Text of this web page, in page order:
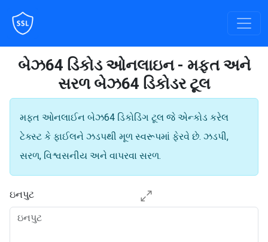
બેઝ64 ડિકોડ ઓનલાઇન - મફત અને
સરળ બેઝ64 ડિકોડર ટૂલ
મફત ઓનલાઈન બેઝ64 ડિકોડિંગ ટૂલ જે એન્કોડ કરેલ
ટેક્સ્ટ કે ફાઈલને ઝડપથી મૂળ સ્વરૂપમાં ફેરવે છે. ઝડપી,
સરળ, વિશ્વસનીય અને વાપરવા સરળ.
ઇનપુટ